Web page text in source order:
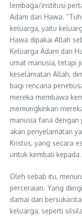
lembaga/institusi
Adam dan Hawa.
keluarga, yaitu
Hawa dipakai Allah
Keluarga Adam dan
umat manusia, tetapi
keselamatan Allah,
bagi rencana
mereka membawa
memungkinkan
manusia fana dengan
akan penyelamatan
Kristus, yang secara
untuk kembali kepada
Oleh sebab itu,
perceraian. Yang
damai dan
keluarga, seperti